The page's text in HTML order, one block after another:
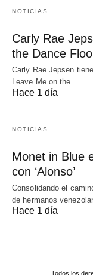
NOTICIAS
Carly Rae
the Dance
Carly Rae Jepsen
Leave Me on the…
Hace 1 día
NOTICIAS
Monet in Blue
con ‘Alonso’
Consolidando el
de hermanos
Hace 1 día
Todos los